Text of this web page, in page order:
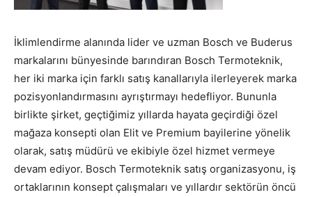
İklimlendirme alanında lider ve uzman Bosch ve Buderus
markalarını bünyesinde barındıran Bosch Termoteknik,
her iki marka için farklı satış kanallarıyla ilerleyerek marka
pozisyonlandırmasını ayrıştırmayı hedefliyor. Bununla
birlikte şirket, geçtiğimiz yıllarda hayata geçirdiği özel
mağaza konsepti olan Elit ve Premium bayilerine yönelik
olarak, satış müdürü ve ekibiyle özel hizmet vermeye
devam ediyor. Bosch Termoteknik satış organizasyonu, iş
ortaklarının konsept çalışmaları ve yıllardır sektörün öncü